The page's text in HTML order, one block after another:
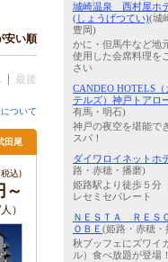
安い順
最後
ついて
田尾
込)
）
城崎温泉 西村屋ホ
(しょうげつてい)(城
豊岡)
かに・但馬牛など地
使用した会席料理を
さい
CANDEO HOTELS（
テルズ）神戸トアロ
有馬・明石)
神戸の夜空を堪能で
スパ！
ダイワロイネットホ
路・赤穂・播磨)
姫路駅より徒歩５分
レセミセパレート
ＮＥＳＴＡ ＲＥＳ
ＯＢＥ (姫路・赤穂・
秋ブッフェにズワイ
ル）食べ放題が登場